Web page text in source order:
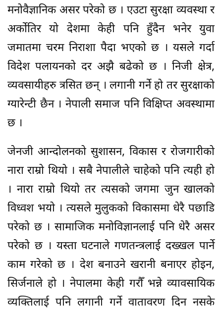
मनोवैज्ञानिक असर परेको छ । एउटा सुरक्षा व्यवस्था र
अर्कोतिर यो देशमा केही पनि हुँदैन भनेर युवा
जमातमा चरम निराशा पैदा भएको छ । यसले गर्दा
विदेश पलायनको दर अझै बढेको छ । निजी क्षेत्र,
व्यवसायीहरु त्रसित छन् । लगानी गर्ने हो तर सुरक्षाको
ग्यारेन्टी छैन । नेपाली समाज पनि विक्षिप्त अवस्थामा
छ ।
जेनजी आन्दोलनको सुशासन, विकास र रोजगारीको
नारा राम्रो थियो । सबै नेपालीले चाहेको पनि त्यही हो
। नारा राम्रो थियो तर त्यसको जगमा जुन खालको
विध्वश भयो । त्यसले मुलुकको विकासमा धेरै पछाडि
परेको छ । सामाजिक मनोविज्ञानलाई पनि धेरै असर
परेको छ । यस्ता घटनाले गणतन्त्रलाई दख्खल पार्ने
काम गरेको छ । देश बनाउने खरानी बनाएर होइन,
सिर्जनाले हो । नेपालमा केही गरौँ भन्ने व्यावसायिक
व्यक्तिलाई पनि लगानी गर्ने वातावरण दिन नसके